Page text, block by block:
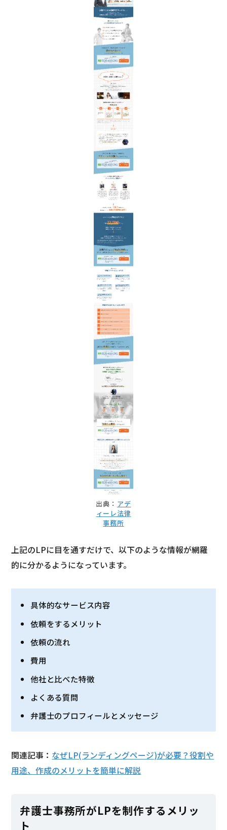
出典： アデ
ィーレ法律
事務所
上記のLPに目を通すだけで、以下のような情報が網羅
的に分かるようになっています。
具体的なサービス内容
依頼をするメリット
依頼の流れ
費用
他社と比べた特徴
よくある質問
弁護士のプロフィールとメッセージ
関連記事： なぜLP(ランディングページ)が必要？役割や
用途、作成のメリットを簡単に解説
弁護士事務所がLPを制作するメリッ
ト